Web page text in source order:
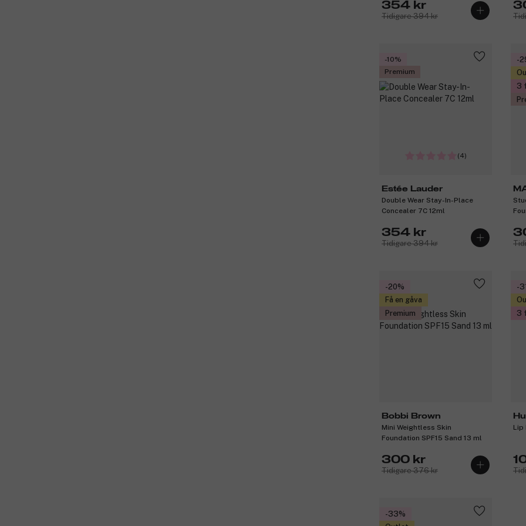
354 kr
Tidigare 394 kr
-10%
Premium
(4)
Estée Lauder
Double Wear Stay-In-Place
Concealer 7C 12ml
354 kr
Tidigare 394 kr
-
3
-20%
Få en gåva
Premium
Bobbi Brown
Mini Weightless Skin
Foundation SPF15 Sand 13 ml
300 kr
Tidigare 376 kr
-
3
Lip
-33%